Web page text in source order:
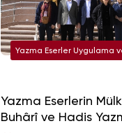
Yazma Eserler Uygulama
Yazma Eserlerin
Buhârî ve Hadis